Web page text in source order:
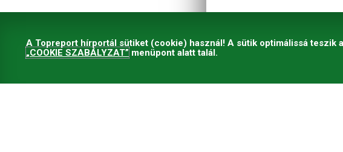
A Topreport hírportál sütiket (cookie) használ! A sütik optimálissá teszik
„COOKIE SZABÁLYZAT”menüpont alatt talál.